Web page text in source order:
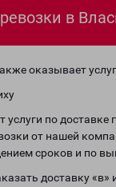
в
оказывает
услуги по доставке
от нашей
сроков и по
доставку «в»